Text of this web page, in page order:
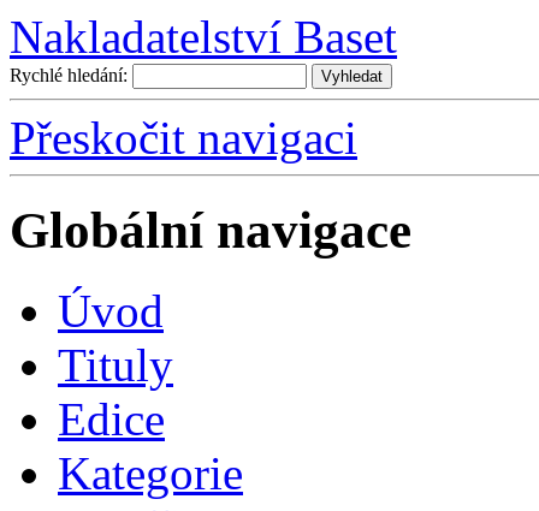
Nakladatelství Baset
Rychlé hledání:
Přeskočit navigaci
Globální navigace
Úvod
Tituly
Edice
Kategorie